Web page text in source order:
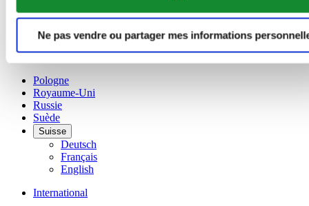
Ne pas vendre ou partager mes informations
English
Français
Norvège
Pays-Bas
Pologne
Royaume-Uni
Russie
Suède
Suisse
Deutsch
Français
English
International